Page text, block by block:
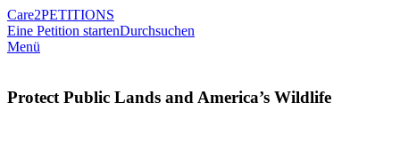
Care2PETITIONS
Eine Petition startenDurchsuchen
Menü
Protect Public Lands and America’s Wildlife